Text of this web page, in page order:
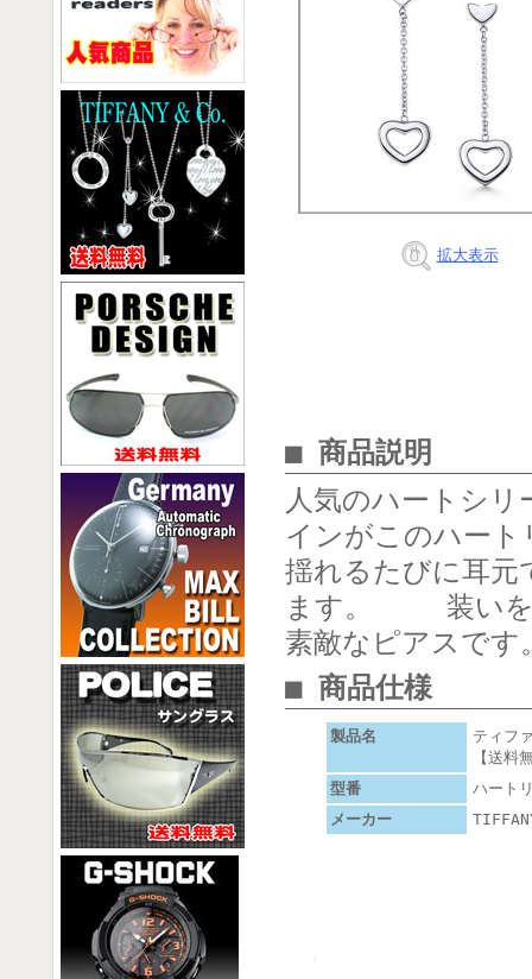
拡大表示
■ 商品説明
人気のハートシ
インがこのハー
揺れるたびに耳元
ます。 装いを
素敵なピアスです
■ 商品仕様
製品名
ティフ
【送料
型番
ハート
メーカー